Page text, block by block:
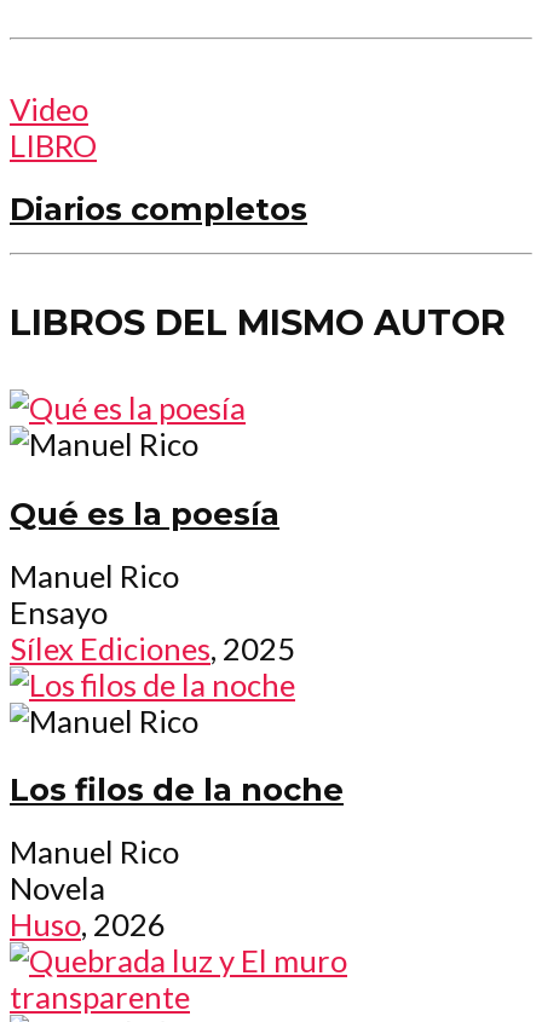
Video
LIBRO
Diarios completos
LIBROS DEL MISMO AUTOR
Qué es la poesía
Manuel Rico
Ensayo
Sílex Ediciones, 2025
Los filos de la noche
Manuel Rico
Novela
Huso, 2026